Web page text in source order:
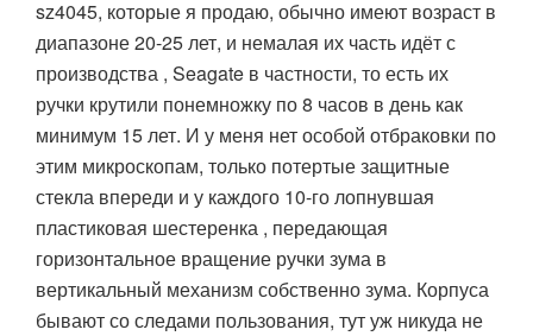
sz4045, которые я продаю, обычно имеют возраст в
диапазоне 20-25 лет, и немалая их часть идёт с
производства , Seagate в частности, то есть их
ручки крутили понемножку по 8 часов в день как
минимум 15 лет. И у меня нет особой отбраковки по
этим микроскопам, только потертые защитные
стекла впереди и у каждого 10-го лопнувшая
пластиковая шестеренка , передающая
горизонтальное вращение ручки зума в
вертикальный механизм собственно зума. Корпуса
бывают со следами пользования, тут уж никуда не